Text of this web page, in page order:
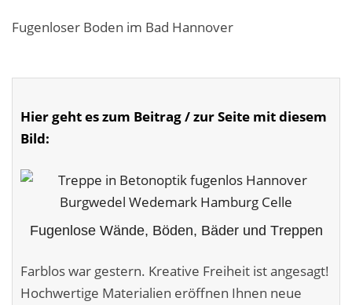
Über uns
Storytelling
Stellenangebote: Maler-Facharbeiter gesucht
Stellenangebot: Backoffice Manager/in
Leistungen ›
Fugenloser Boden im Bad Hannover
Hier geht es zum Beitrag / zur Seite mit diesem
Bild:
Fugenlose Wände, Böden, Bäder und Treppen
Farblos war gestern. Kreative Freiheit ist angesagt!
Hochwertige Materialien eröffnen Ihnen neue